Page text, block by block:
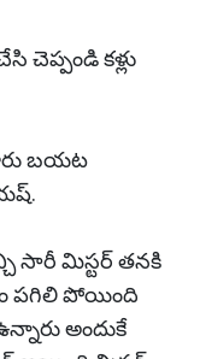
చెప్పండి కళ్లు
బయట
సారీ మిస్టర్ తనకి
పగిలి పోయింది
అందుకే